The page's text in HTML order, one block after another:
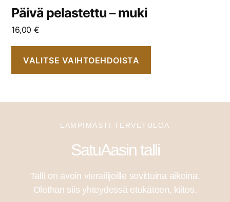
Päivä pelastettu – muki
16,00 €
VALITSE VAIHTOEHDOISTA
LÄMPIMÄSTI TERVETULOA
SatuAasin talli
Talli on avoin vierailijoille sovittuina aikoina.
Olethan siis yhteydessä etukäteen, kiitos.